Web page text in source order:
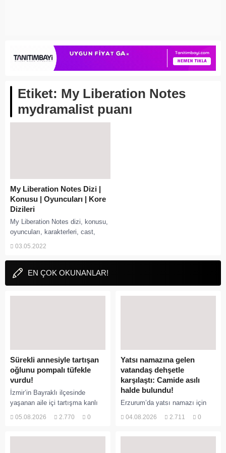
Etiket: My Liberation Notes
mydramalist puanı
My Liberation Notes Dizi |
Konusu | Oyuncuları | Kore
Dizileri
My Liberation Notes dizi, konusu,
oyuncuları, karakterleri, cast,
yorumları, incelemesi,
2022, fragmanı, izle gibi
aramalarınıza YORUM...
03.05.2022
EN ÇOK OKUNANLAR!
Sürekli annesiyle tartışan
oğlunu pompalı tüfekle
vurdu!
İzmir’in Bayraklı ilçesinde
yaşanan aile içi tartışma kanlı
05.08.2026 2.770 0
Yatsı namazına gelen
vatandaş dehşetle
karşılaştı: Camide asılı
halde bulundu!
Erzurum’da yatsı namazı için
04.08.2026 2.711 0